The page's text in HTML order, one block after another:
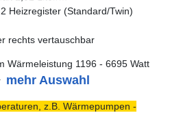
Heizregister (Standard/Twin)
rechts vertauschbar
Wärmeleistung 1196 - 6695 Watt
mehr Auswahl
z.B. Wärmepumpen -